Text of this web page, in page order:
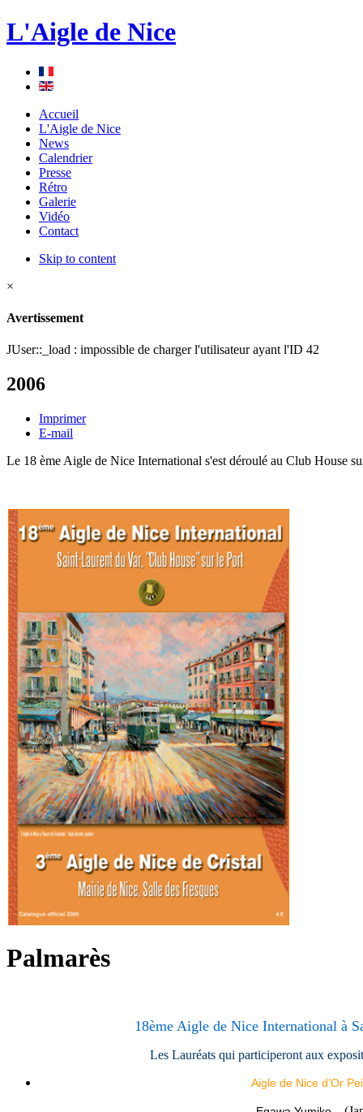
L'Aigle de Nice
Accueil
L'Aigle de Nice
News
Calendrier
Presse
Rétro
Galerie
Vidéo
Contact
Skip to content
×
Avertissement
JUser::_load : impossible de charger l'utilisateur ayant l'ID 42
2006
Imprimer
E-mail
Le 18 ème Aigle de Nice International s'est déroulé au Club House
Palmarès
18ème Aigle de Nice International à
Les Lauréats qui participeront aux
Aigle de Nice d’Or